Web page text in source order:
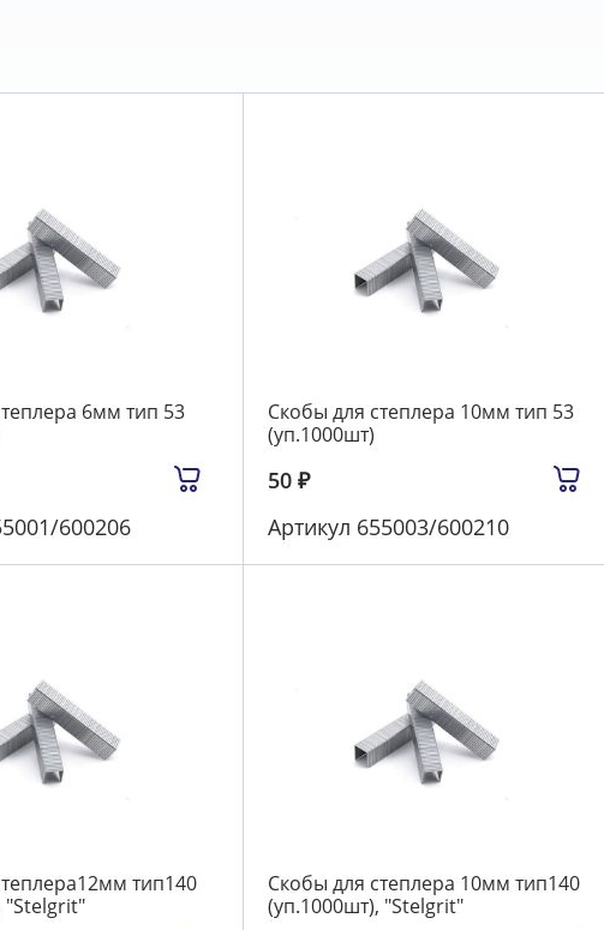
6мм тип 53
600206
Скобы для степлера 10мм тип 53
(уп.1000шт)
50 ₽
Артикул 655003/600210
тип140
"Stelgrit"
Скобы для степлера 10мм тип140
(уп.1000шт), "Stelgrit"